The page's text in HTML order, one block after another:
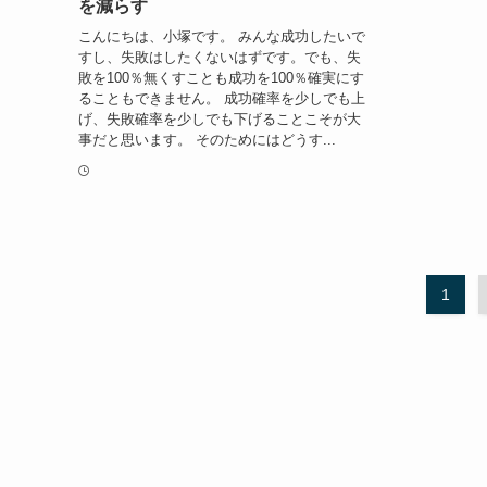
を減らす
こんにちは、小塚です。 みんな成功したいで
すし、失敗はしたくないはずです。でも、失
敗を100％無くすことも成功を100％確実にす
ることもできません。 成功確率を少しでも上
げ、失敗確率を少しでも下げることこそが大
事だと思います。 そのためにはどうす...
1